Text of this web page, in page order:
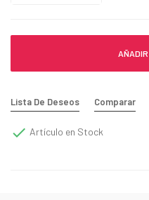
Lista De Deseos Comparar
 Artículo en Stock